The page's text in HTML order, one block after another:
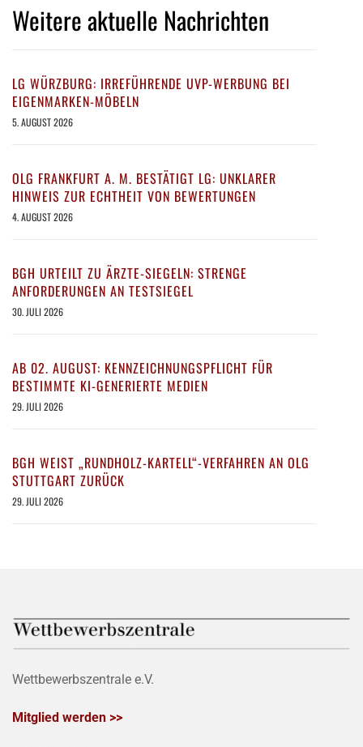
Weitere aktuelle Nachrichten
LG WÜRZBURG: IRREFÜHRENDE UVP-WERBUNG BEI
EIGENMARKEN-MÖBELN
5. AUGUST 2026
OLG FRANKFURT A. M. BESTÄTIGT LG: UNKLARER
HINWEIS ZUR ECHTHEIT VON BEWERTUNGEN
4. AUGUST 2026
BGH URTEILT ZU ÄRZTE-SIEGELN: STRENGE
ANFORDERUNGEN AN TESTSIEGEL
30. JULI 2026
AB 02. AUGUST: KENNZEICHNUNGSPFLICHT FÜR
BESTIMMTE KI-GENERIERTE MEDIEN
29. JULI 2026
BGH WEIST „RUNDHOLZ-KARTELL“-VERFAHREN AN OLG
STUTTGART ZURÜCK
29. JULI 2026
Wettbewerbszentrale e.V.
Mitglied werden >>